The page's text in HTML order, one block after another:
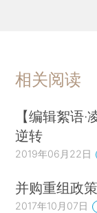
相关阅读
【编辑絮语
逆转
2019年06月22日
并购重组政
2017年10月07日